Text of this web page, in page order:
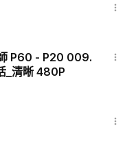
P60 - P20 009.
_清晰 480P